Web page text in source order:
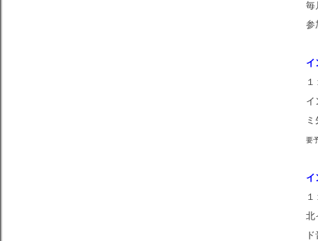
毎
参
イ
要
イ
北